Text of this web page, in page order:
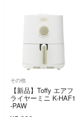
その他
【新品】Toffy エアフ
ライヤーミニ K-HAF1
-PAW